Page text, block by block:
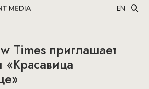
EN
Times приглашает